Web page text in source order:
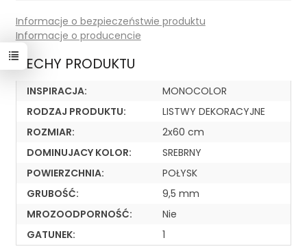
Informacje o bezpieczeństwie produktu
Informacje o producencie
CECHY PRODUKTU
INSPIRACJA:
MONOCOLOR
RODZAJ PRODUKTU:
LISTWY DEKORACYJNE
ROZMIAR:
2x60 cm
DOMINUJACY KOLOR:
SREBRNY
POWIERZCHNIA:
POŁYSK
GRUBOŚĆ:
9,5 mm
MROZOODPORNOŚĆ:
Nie
GATUNEK:
1